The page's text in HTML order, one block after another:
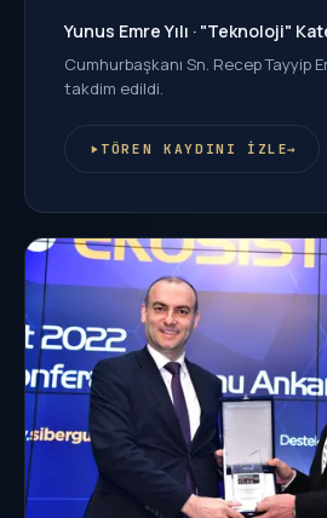
Yunus Emre Yılı · "Teknoloji"
Cumhurbaşkanı Sn. Recep Tayyip
takdim edildi.
TÖREN KAYDINI İZLE→